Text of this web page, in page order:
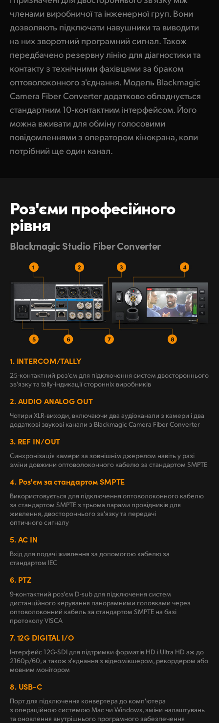
членами виробничої та інженерної груп. Вони
дозволяють підключати навушники та виводити
на них зворотний програмний сигнал. Також
передбачено резервну лінію для діагностики та
контакту з технічними фахівцями за браком
оптоволоконного з'єднання. Модель Blackmagic
Camera Fiber Converter додатково обладнується
стандартним 10-контактним інтерфейсом. Його
можна вживати для обміну голосовими
повідомленнями з оператором кінокрана, коли
потрібний ще один канал.
Роз'єми професійного
рівня
Blackmagic Studio Fiber Converter
1. INTERCOM/TALLY
25-контактний роз'єм для підключення систем двостороннього
зв'язку та tally-індикації сторонніх виробників
2.AUDIO ANALOG OUT
Чотири XLR-виходи, включаючи два аудіоканали з камери і два
додаткові звукові канали з Blackmagic Camera Fiber Converter
3. REF IN/OUT
Синхронізація камери за зовнішнім джерелом навіть у разі
зміни довжини оптоволоконного кабелю за стандартом SMPTE
4. Роз'єм за стандартом SMPTE
Використовується для підключення оптоволоконного кабелю
за стандартом SMPTE з трьома парами провідників для
живлення, двостороннього зв'язку та передачі
оптичного сигналу
5.AC IN
Вхід для подачі живлення за допомогою кабелю за
стандартом IEC
6. PTZ
9-контактний роз'єм D-sub для підключення систем
дистанційного керування панорамними головками через
оптоволоконний кабель за стандартом SMPTE на базі
протоколу VISCA
7.12G DIGITAL I/O
Інтерфейс 12G-SDI для підтримки форматів HD і Ultra HD аж до
2160p/60, а також з'єднання з відеомікшером, рекордером або
мовним монітором
8. USB-C
Порт для підключення конвертера до комп'ютера
з операційною системою Mac чи Windows, зміни налаштувань
та оновлення внутрішнього програмного забезпечення